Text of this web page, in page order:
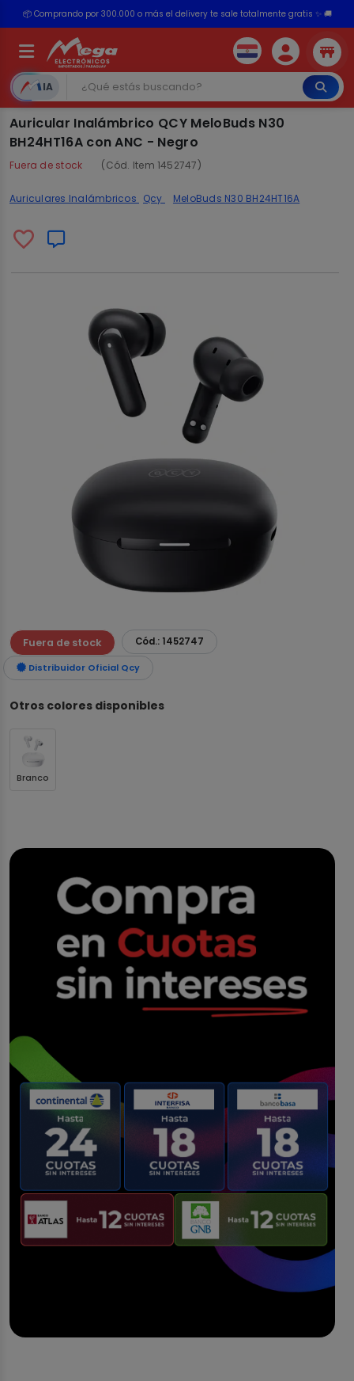
💳 ¡HASTA 24 CUOTAS SIN INTERÉS con tarjetas adheridas!
IA
Auricular Inalámbrico QCY MeloBuds N30
BH24HT16A con ANC - Negro
Fuera de stock (Cód. Item 1452747)
Auriculares Inalámbricos Qcy MeloBuds N30 BH24HT16A
Fuera de stock Cód.: 1452747
Distribuidor Oficial Qcy
Otros colores disponibles
Branco